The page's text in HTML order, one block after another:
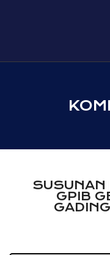
SUSUNAN
GPIB